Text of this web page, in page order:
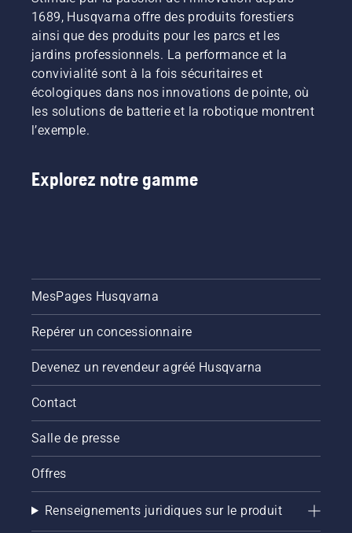
scie
convient
le mieux
à vos
besoins.
l’utiliserez.
Les
réponses
vous
aideront
à choisir
la bonne
taille et
chaîne.
1689, Husqvarna offre des produits forestiers
ainsi que des produits pour les parcs et les
jardins professionnels. La performance et la
convivialité sont à la fois sécuritaires et
écologiques dans nos innovations de pointe, où
les solutions de batterie et la robotique montrent
l’exemple.
Explorez notre gamme
MesPages Husqvarna
Repérer un concessionnaire
Devenez un revendeur agréé Husqvarna
Contact
Salle de presse
Offres
Renseignements juridiques sur le produit